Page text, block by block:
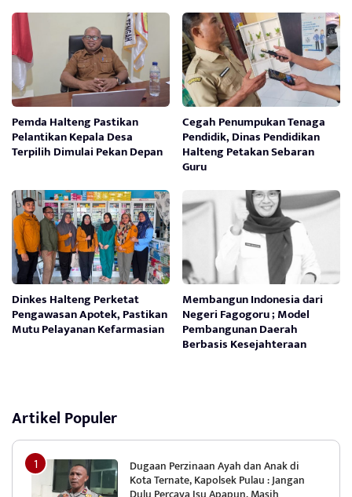
Pemda Halteng Pastikan
Pelantikan Kepala Desa
Terpilih Dimulai Pekan Depan
Cegah Penumpukan Tenaga
Pendidik, Dinas Pendidikan
Halteng Petakan Sebaran
Guru
Dinkes Halteng Perketat
Pengawasan Apotek, Pastikan
Mutu Pelayanan Kefarmasian
Membangun Indonesia dari
Negeri Fagogoru ; Model
Pembangunan Daerah
Berbasis Kesejahteraan
Artikel Populer
Dugaan Perzinaan Ayah dan Anak di
Kota Ternate, Kapolsek Pulau : Jangan